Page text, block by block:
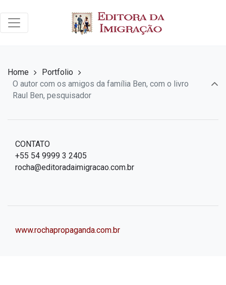
Home
Portfolio
O autor com os amigos da família Ben, com o livro
Raul Ben, pesquisador
CONTATO
+55 54 9999 3 2405
rocha@editoradaimigracao.com.br
www.rochapropaganda.com.br